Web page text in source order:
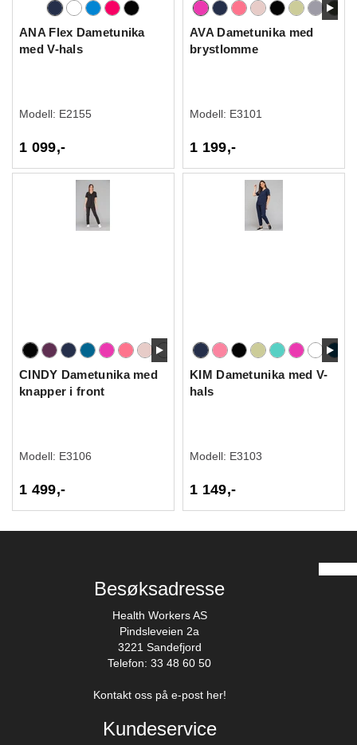
ANA Flex Dametunika
med V-hals
Modell: E2155
1 099,-
AVA Dametunika med
brystlomme
Modell: E3101
1 199,-
CINDY Dametunika med
knapper i front
Modell: E3106
1 499,-
KIM Dametunika med V-
hals
Modell: E3103
1 149,-
Besøksadresse
Health Workers AS
Pindsleveien 2a
3221 Sandefjord
Telefon: 33 48 60 50
Kontakt oss på e-post her!
Kundeservice